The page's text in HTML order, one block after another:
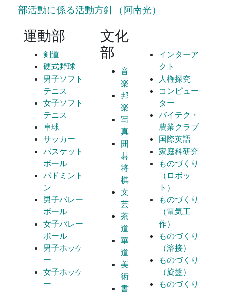
部活動に係る活動方針（阿南光）
運動部
剣道
硬式野球
男子ソフト
テニス
女子ソフト
テニス
卓球
サッカー
バスケット
ボール
バドミント
ン
男子バレー
ボール
女子バレー
ボール
男子ホッケ
ー
女子ホッケ
ー
文化
部
音
楽
邦
楽
写
真
囲
碁
将
棋
文
芸
茶
道
華
道
美
術
書
インターア
クト
人権探究
コンピュー
ター
バイテク・
農業クラブ
国際英語
家庭科研究
ものづくり
（ロボッ
ト）
ものづくり
（電気工
作）
ものづくり
（溶接）
ものづくり
（旋盤）
ものづくり